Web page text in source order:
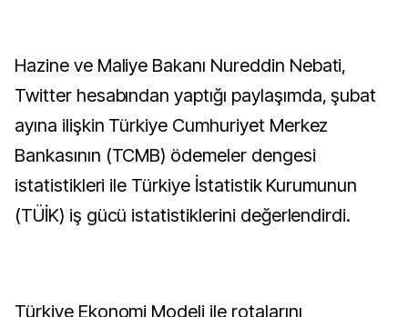
Hazine ve Maliye Bakanı Nureddin Nebati,
Twitter hesabından yaptığı paylaşımda, şubat
ayına ilişkin Türkiye Cumhuriyet Merkez
Bankasının (TCMB) ödemeler dengesi
istatistikleri ile Türkiye İstatistik Kurumunun
(TÜİK) iş gücü istatistiklerini değerlendirdi.
Türkiye Ekonomi Modeli ile rotalarını